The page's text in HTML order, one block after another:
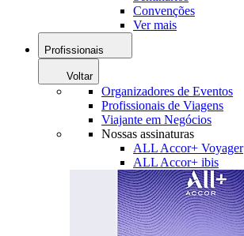
Convenções
Ver mais
Profissionais
Voltar
Organizadores de Eventos
Profissionais de Viagens
Viajante em Negócios
Nossas assinaturas
ALL Accor+ Voyager
ALL Accor+ ibis